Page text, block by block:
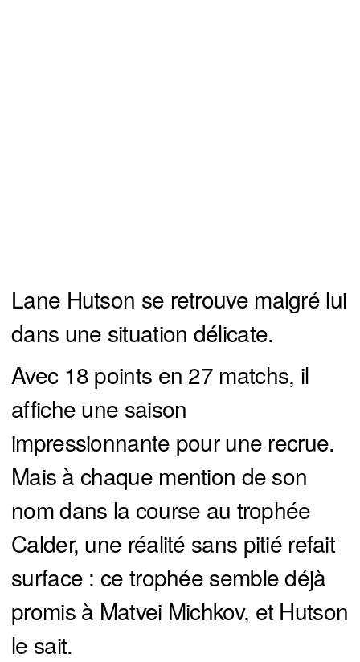
Lane Hutson se retrouve malgré lui
dans une situation délicate.
Avec 18 points en 27 matchs, il
affiche une saison
impressionnante pour une recrue.
Mais à chaque mention de son
nom dans la course au trophée
Calder, une réalité sans pitié refait
surface : ce trophée semble déjà
promis à Matvei Michkov, et Hutson
le sait.